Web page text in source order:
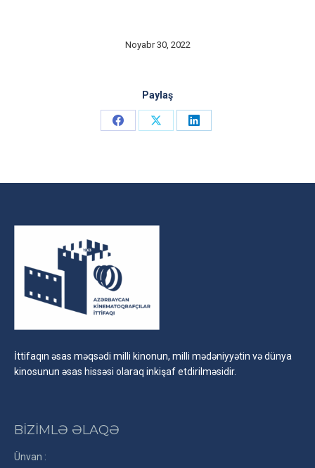
Noyabr 30, 2022
Paylaş
Share
Share
Share
İttifaqın əsas məqsədi milli kinonun, milli mədəniyyətin və dünya
kinosunun əsas hissəsi olaraq inkişaf etdirilməsidir.
BİZİMLƏ ƏLAQƏ
Ünvan :